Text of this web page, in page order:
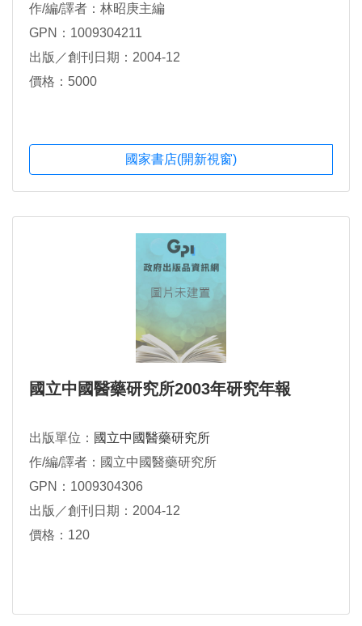
作/編/譯者：林昭庚主編
GPN：1009304211
出版／創刊日期：2004-12
價格：5000
國家書店(開新視窗)
國立中國醫藥研究所2003年研究年報
出版單位： 國立中國醫藥研究所
作/編/譯者：國立中國醫藥研究所
GPN：1009304306
出版／創刊日期：2004-12
價格：120